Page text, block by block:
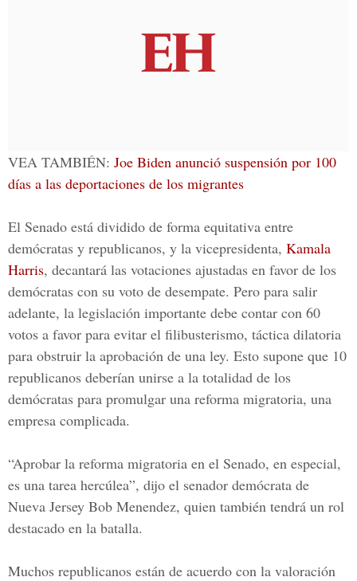
VEA TAMBIÉN: Joe Biden anunció suspensión por 100
días a las deportaciones de los migrantes
El Senado está dividido de forma equitativa entre
demócratas y republicanos, y la vicepresidenta, Kamala
Harris, decantará las votaciones ajustadas en favor de los
demócratas con su voto de desempate. Pero para salir
adelante, la legislación importante debe contar con 60
votos a favor para evitar el filibusterismo, táctica dilatoria
para obstruir la aprobación de una ley. Esto supone que 10
republicanos deberían unirse a la totalidad de los
demócratas para promulgar una reforma migratoria, una
empresa complicada.
“Aprobar la reforma migratoria en el Senado, en especial,
es una tarea hercúlea”, dijo el senador demócrata de
Nueva Jersey Bob Menendez, quien también tendrá un rol
destacado en la batalla.
Muchos republicanos están de acuerdo con la valoración